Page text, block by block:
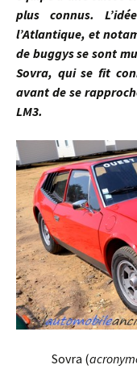
plus connus.
l’Atlantique, et
de buggys se sont
Sovra, qui se fit
avant de se
LM3.
Sovra (